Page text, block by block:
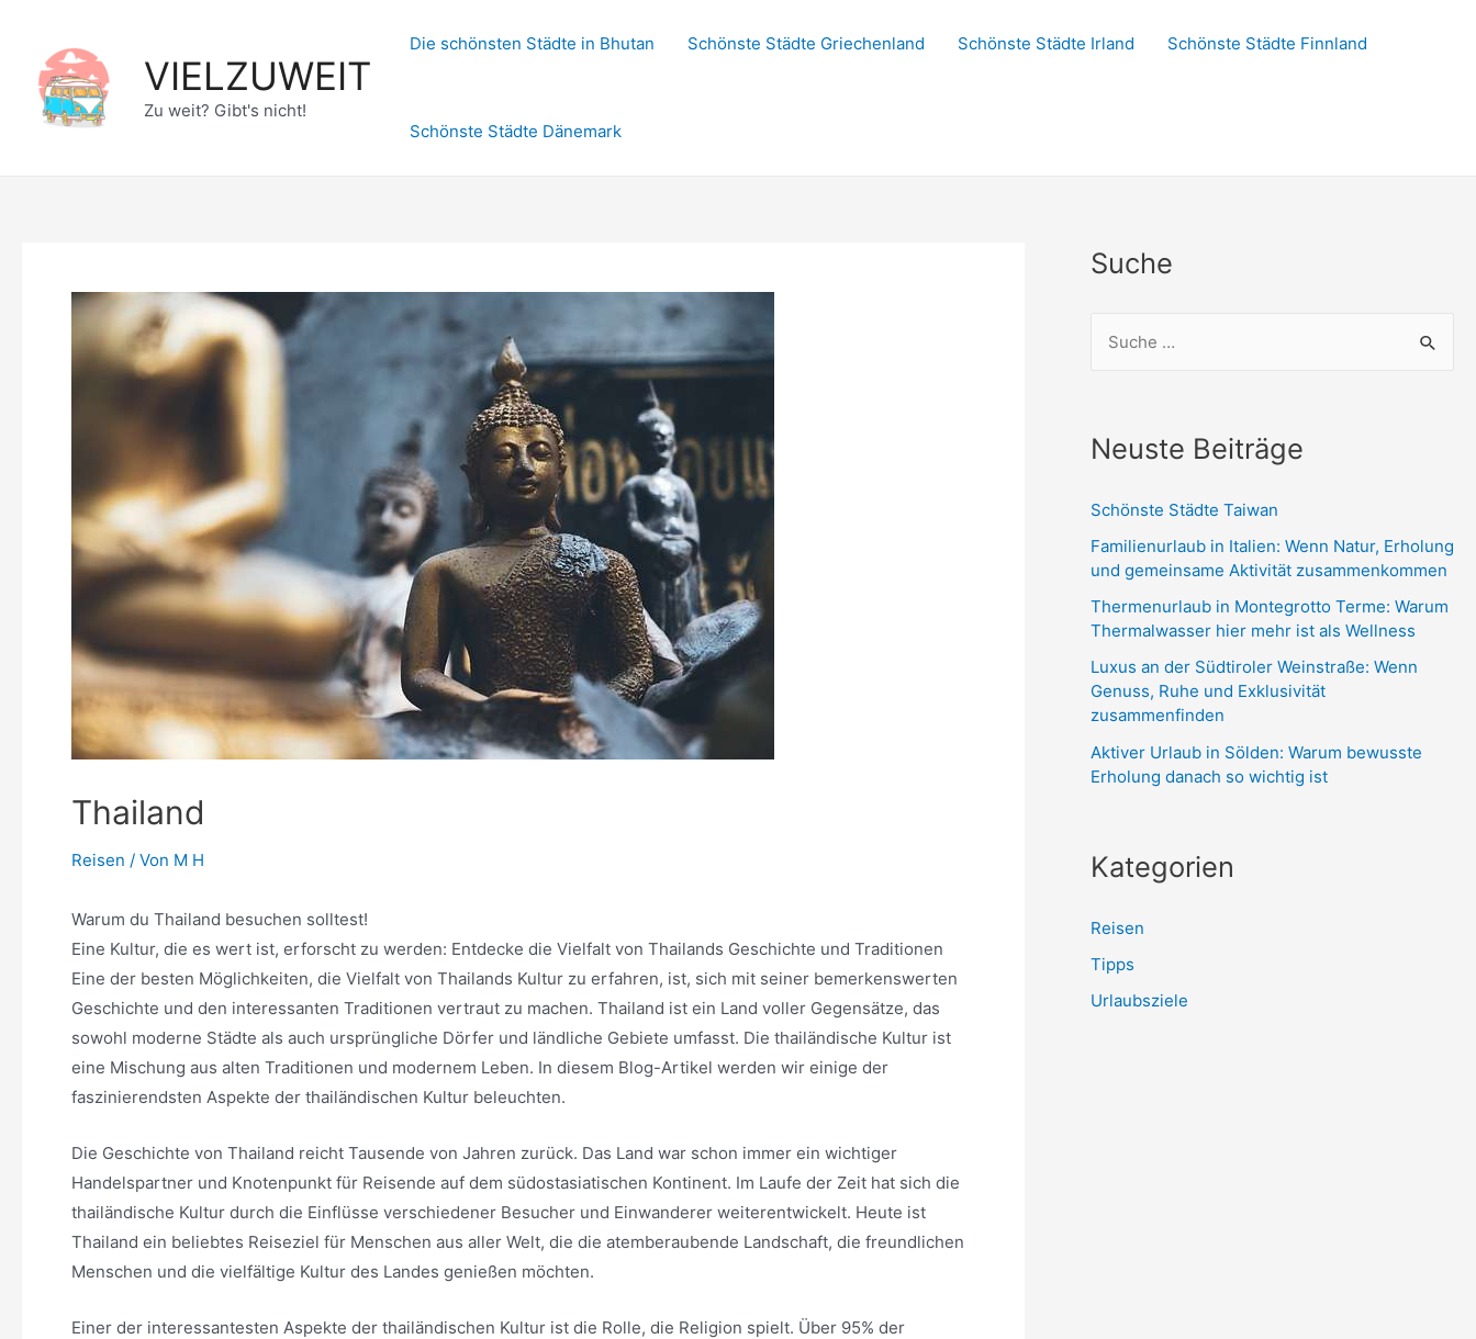
springen
VIELZUWEIT
Zu weit? Gibt's nicht!
Die schönsten Städte in Bhutan Schönste Städte Griechenland Schönste Städte Irland Schönste Städte Finnland
Schönste Städte Dänemark
Thailand
Reisen / Von M H
Warum du Thailand besuchen solltest!
Eine Kultur, die es wert ist, erforscht zu werden: Entdecke die Vielfalt von Thailands Geschichte und Traditionen
Eine der besten Möglichkeiten, die Vielfalt von Thailands Kultur zu erfahren, ist, sich mit seiner bemerkenswerten
Geschichte und den interessanten Traditionen vertraut zu machen. Thailand ist ein Land voller Gegensätze, das
sowohl moderne Städte als auch ursprüngliche Dörfer und ländliche Gebiete umfasst. Die thailändische Kultur ist
eine Mischung aus alten Traditionen und modernem Leben. In diesem Blog-Artikel werden wir einige der
faszinierendsten Aspekte der thailändischen Kultur beleuchten.
Die Geschichte von Thailand reicht Tausende von Jahren zurück. Das Land war schon immer ein wichtiger
Handelspartner und Knotenpunkt für Reisende auf dem südostasiatischen Kontinent. Im Laufe der Zeit hat sich die
thailändische Kultur durch die Einflüsse verschiedener Besucher und Einwanderer weiterentwickelt. Heute ist
Thailand ein beliebtes Reiseziel für Menschen aus aller Welt, die die atemberaubende Landschaft, die freundlichen
Menschen und die vielfältige Kultur des Landes genießen möchten.
Einer der interessantesten Aspekte der thailändischen Kultur ist die Rolle, die Religion spielt. Über 95% der
Suche
e
a
h
:
Neuste Beiträge
Schönste Städte Taiwan
Familienurlaub in Italien: Wenn Natur, Erholung
und gemeinsame Aktivität zusammenkommen
Thermenurlaub in Montegrotto Terme: Warum
Thermalwasser hier mehr ist als Wellness
Luxus an der Südtiroler Weinstraße: Wenn
Genuss, Ruhe und Exklusivität
zusammenfinden
Aktiver Urlaub in Sölden: Warum bewusste
Erholung danach so wichtig ist
Kategorien
Reisen
Tipps
Urlaubsziele